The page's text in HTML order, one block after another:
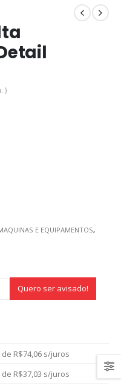
)
E EQUIPAMENTOS,
de R$74,06 s/juros
de R$37,03 s/juros